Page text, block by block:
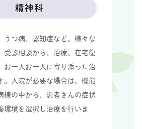
精神科
うつ病、認知症など、様々な
受診相談から、治療、在宅復
お一人お一人に寄り添った治
。入院が必要な場合は、機能
棟の中から、患者さんの症状
環境を選択し治療を行いま